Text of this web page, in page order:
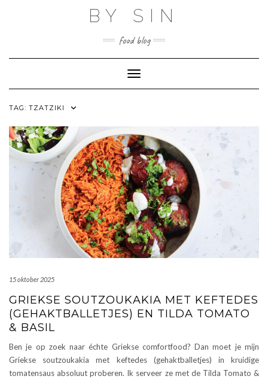
BY SIN
food blog
Toggle Navigation
TAG: TZATZIKI
15 oktober 2025
GRIEKSE SOUTZOUKAKIA MET KEFTEDES
(GEHAKTBALLETJES) EN TILDA TOMATO
& BASIL
Ben je op zoek naar échte Griekse comfortfood? Dan moet je mijn
Griekse soutzoukakia met keftedes (gehaktballetjes) in kruidige
tomatensaus absoluut proberen. Ik serveer ze met de Tilda Tomato &